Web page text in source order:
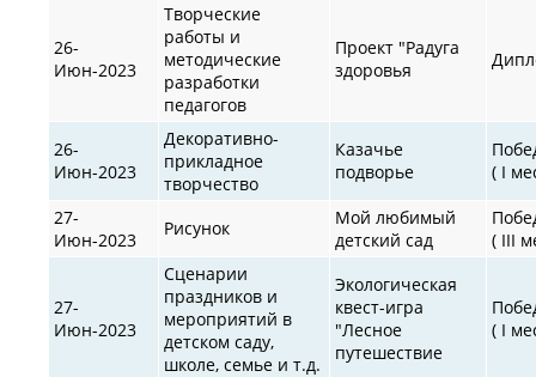
26-
Июн-2023
Творческие
работы и
методические
разработки
педагогов
Проект "Радуга
здоровья
26-
Июн-2023
Декоративно-
прикладное
творчество
Казачье
подворье
( I
27-
Июн-2023
Рисунок
Мой любимый
детский сад
( III
27-
Июн-2023
Сценарии
праздников и
мероприятий в
детском саду,
школе, семье и т.д.
Экологическая
квест-игра
"Лесное
путешествие
( I